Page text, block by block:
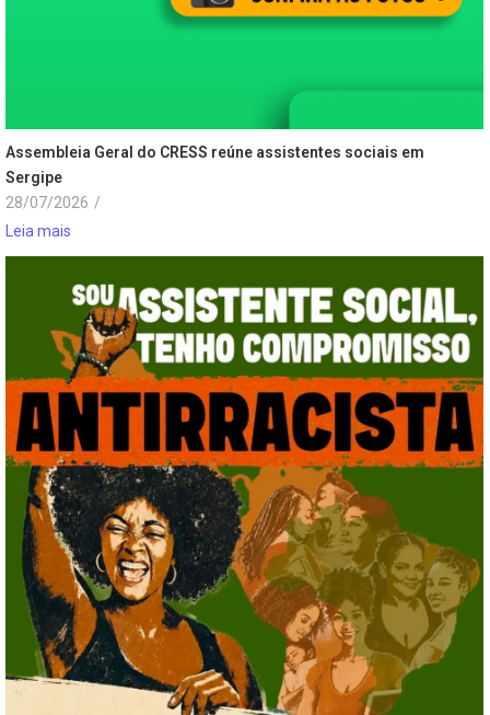
Assembleia Geral do CRESS reúne assistentes sociais em
Sergipe
28/07/2026 /
Leia mais